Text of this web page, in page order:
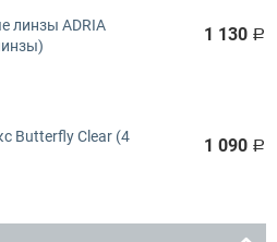
линзы ADRIA
1 130 Р
Butterfly Clear (4
1 090 Р